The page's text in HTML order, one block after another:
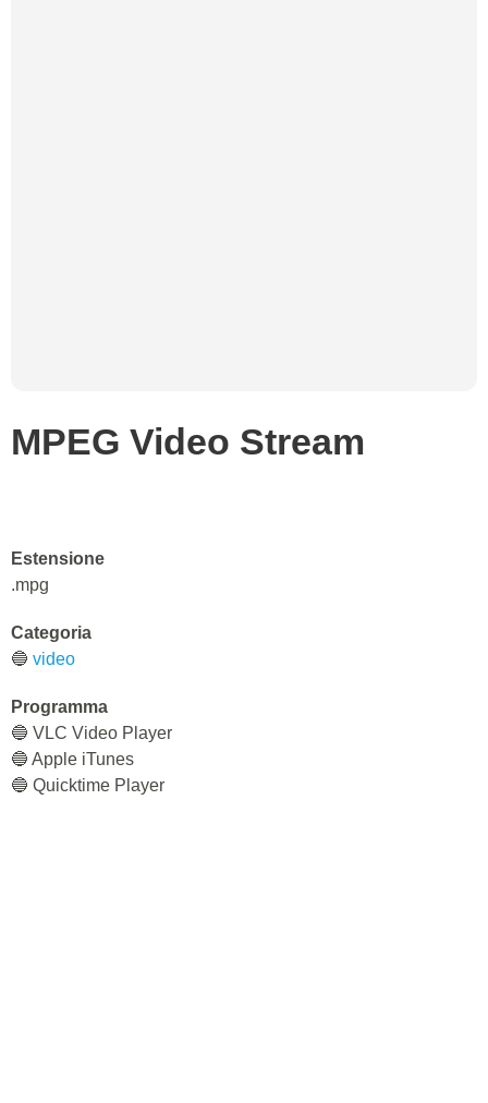
MPEG Video Stream
Estensione
.mpg
Categoria
🔵 video
Programma
🔵 VLC Video Player
🔵 Apple iTunes
🔵 Quicktime Player